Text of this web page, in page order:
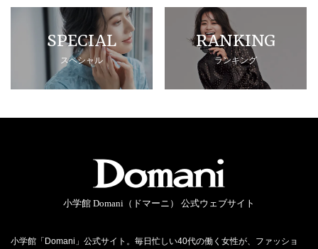
SPECIAL
スペシャル
RANKING
ランキング
小学館 Domani（ドマーニ） 公式ウェブサイト
小学館「Domani」公式サイト。毎日忙しい40代の働く女性が、ファッショ